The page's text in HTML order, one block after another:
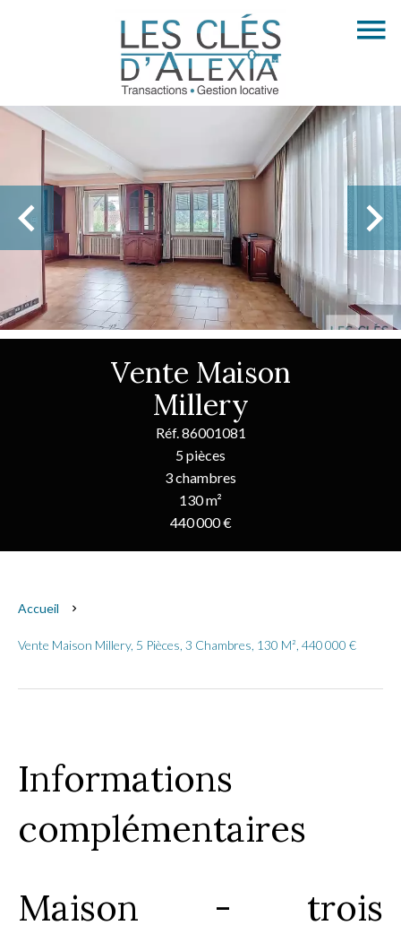
Vente Maison
Millery
Réf. 86001081
5 pièces
3 chambres
130 m²
440 000 €
Accueil
Vente Maison Millery, 5 Pièces, 3 Chambres, 130 M², 440 000 €
Informations
complémentaires
Maison - trois